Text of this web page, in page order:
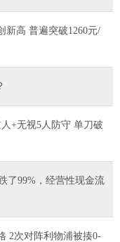
新高 普遍突破1260元/
+无视5人防守 单刀破
了99%，经营性现金流
2次对阵利物浦被揍0-